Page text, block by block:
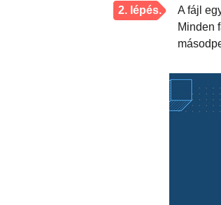
2. lépés.
A fájl
Minden